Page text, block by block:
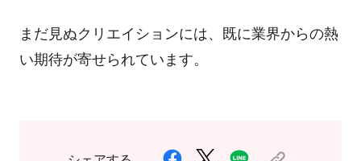
まだ見ぬクリエイションには、既に業界からの熱
い期待が寄せられています。